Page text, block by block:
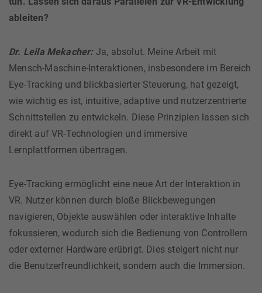
ableiten?
Dr. Leila Mekacher: Ja, absolut. Meine Arbeit mit
Mensch-Maschine-Interaktionen, insbesondere im Bereich
Eye-Tracking und blickbasierter Steuerung, hat gezeigt,
wie wichtig es ist, intuitive, adaptive und nutzerzentrierte
Schnittstellen zu entwickeln. Diese Prinzipien lassen sich
direkt auf VR-Technologien und immersive
Lernplattformen übertragen.
Eye-Tracking ermöglicht eine neue Art der Interaktion in
VR. Nutzer können durch bloße Blickbewegungen
navigieren, Objekte auswählen oder interaktive Inhalte
fokussieren, wodurch sich die Bedienung von Controllern
oder externer Hardware erübrigt. Dies steigert nicht nur
die Benutzerfreundlichkeit, sondern auch die Immersion.